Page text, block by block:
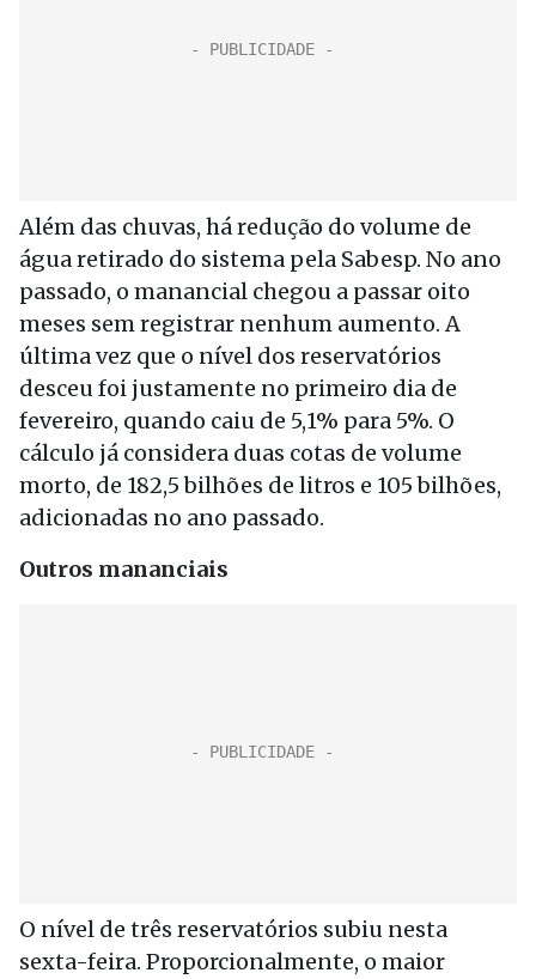
Além das chuvas, há redução do volume de
água retirado do sistema pela Sabesp. No ano
passado, o manancial chegou a passar oito
meses sem registrar nenhum aumento. A
última vez que o nível dos reservatórios
desceu foi justamente no primeiro dia de
fevereiro, quando caiu de 5,1% para 5%. O
cálculo já considera duas cotas de volume
morto, de 182,5 bilhões de litros e 105 bilhões,
adicionadas no ano passado.
Outros mananciais
O nível de três reservatórios subiu nesta
sexta-feira. Proporcionalmente, o maior